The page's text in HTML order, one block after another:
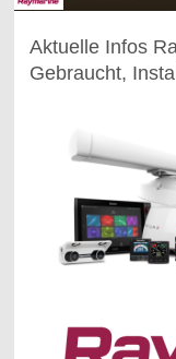
Aktuelle Infos
Gebraucht,